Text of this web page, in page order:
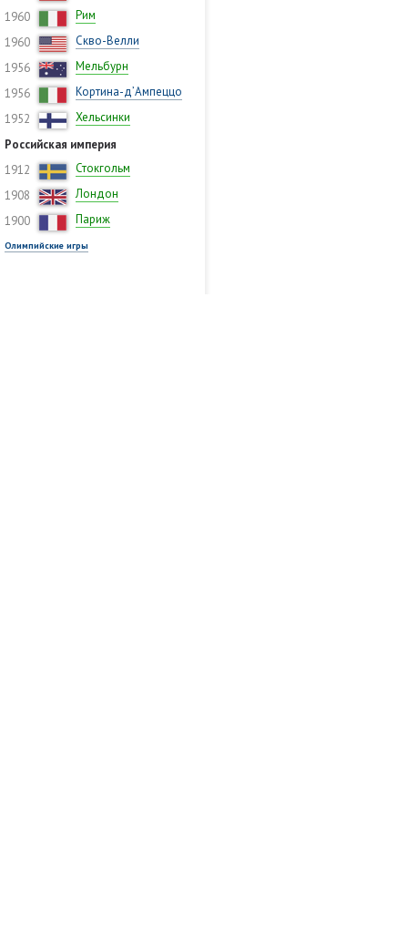
1960
Рим
1960
Скво-Велли
1956
Мельбурн
1956
Кортина-д’Ампеццо
1952
Хельсинки
Российская империя
1912
Стокгольм
1908
Лондон
1900
Париж
Олимпийские игры